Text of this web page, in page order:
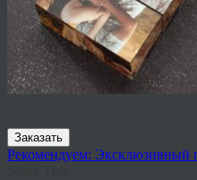
Заказать
Рекомендуем: Эксклюзивный